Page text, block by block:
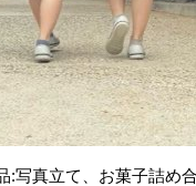
:写真立て、お菓子詰め合